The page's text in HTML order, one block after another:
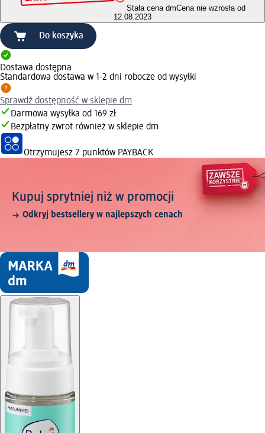
Stała cena dmCena nie wzrosła od
12.08.2023
Do koszyka
Dostawa dostępna
Standardowa dostawa w 1-2 dni robocze od wysyłki
Sprawdź dostępność w sklepie dm
Darmowa wysyłka od 169 zł
Bezpłatny zwrot również w sklepie dm
Otrzymujesz 7 punktów PAYBACK
Kupuj sprytniej niż w promocji
Odkryj bestsellery w najlepszych cenach